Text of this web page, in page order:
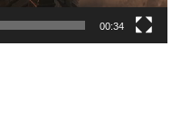
00:34